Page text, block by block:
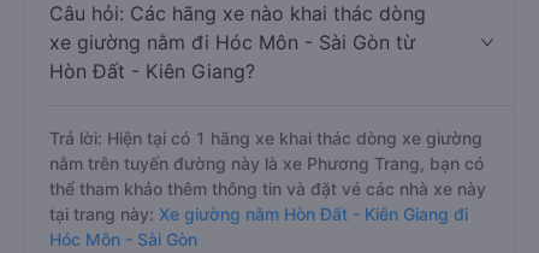
Câu hỏi: Các hãng xe nào khai thác dòng
xe giường nằm đi Hóc Môn - Sài Gòn từ
Hòn Đất - Kiên Giang?
Trả lời: Hiện tại có 1 hãng xe khai thác dòng xe giường
nằm trên tuyến đường này là xe Phương Trang, bạn có
thể tham khảo thêm thông tin và đặt vé các nhà xe này
tại trang này: Xe giường nằm Hòn Đất - Kiên Giang đi
Hóc Môn - Sài Gòn